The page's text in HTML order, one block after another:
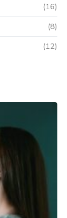
(16)
(8)
(12)